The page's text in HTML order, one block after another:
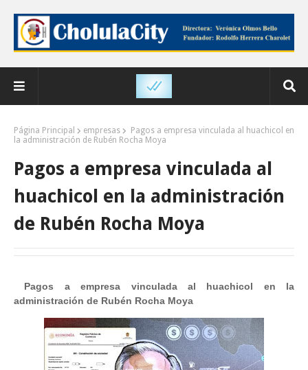
Página Principal empresas
Pagos a empresa vinculada al huachicol en
la administración de Rubén Rocha Moya
Pagos a empresa vinculada al
huachicol en la administración
de Rubén Rocha Moya
Pagos a empresa vinculada al huachicol en la
administración de Rubén Rocha Moya